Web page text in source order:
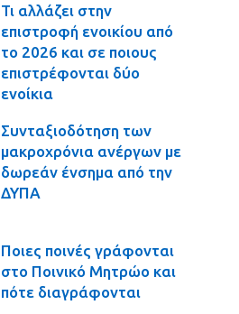
Τι αλλάζει στην
επιστροφή ενοικίου από
το 2026 και σε ποιους
επιστρέφονται δύο
ενοίκια
Συνταξιοδότηση των
μακροχρόνια ανέργων με
δωρεάν ένσημα από την
ΔΥΠΑ
Ποιες ποινές γράφονται
στο Ποινικό Μητρώο και
πότε διαγράφονται